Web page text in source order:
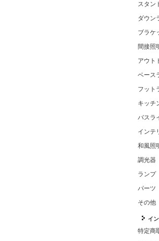
スタン
ダウン
ブラケ
間接照
アウト
ベース
フット
キッチ
バスラ
インテ
和風照
調光器
ランプ
パーツ
その他
イ
特定商